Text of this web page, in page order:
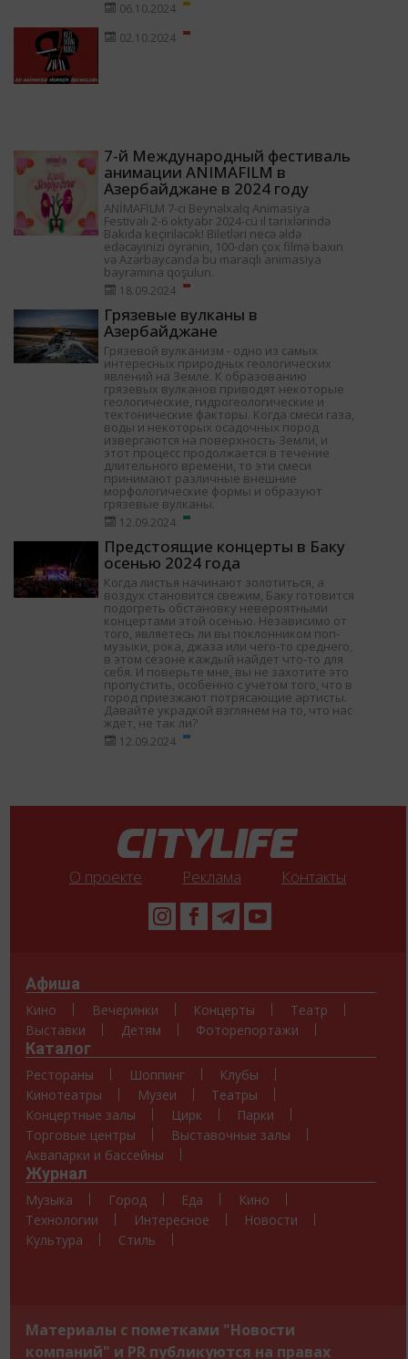
06.10.2024
02.10.2024
7-й Международный фестиваль
анимации ANIMAFILM в
Азербайджане в 2024 году
ANİMAFİLM 7-ci Beynəlxalq Animasiya
Festivalı 2-6 oktyabr 2024-cü il tarixlərində
Bakıda keçiriləcək! Biletləri necə əldə
edəcəyinizi öyrənin, 100-dən çox filmə baxın
və Azərbaycanda bu maraqlı animasiya
bayramına qoşulun.
18.09.2024
Грязевые вулканы в
Азербайджане
Грязевой вулканизм - одно из самых
интересных природных геологических
явлений на Земле. К образованию
грязевых вулканов приводят некоторые
геологические, гидрогеологические и
тектонические факторы. Когда смеси газа,
воды и некоторых осадочных пород
извергаются на поверхность Земли, и
этот процесс продолжается в течение
длительного времени, то эти смеси
принимают различные внешние
морфологические формы и образуют
грязевые вулканы.
12.09.2024
Предстоящие концерты в Баку
осенью 2024 года
Когда листья начинают золотиться, а
воздух становится свежим, Баку готовится
подогреть обстановку невероятными
концертами этой осенью. Независимо от
того, являетесь ли вы поклонником поп-
музыки, рока, джаза или чего-то среднего,
в этом сезоне каждый найдет что-то для
себя. И поверьте мне, вы не захотите это
пропустить, особенно с учетом того, что в
город приезжают потрясающие артисты.
Давайте украдкой взглянем на то, что нас
ждет, не так ли?
12.09.2024
О проекте Реклама Контакты
Афиша
Кино Вечеринки Концерты
Театр
Выставки
Детям Фоторепортажи
Каталог
Рестораны Шоппинг
Клубы
Кинотеатры
Музеи
Театры
Концертные залы
Цирк
Парки
Торговые центры
Выставочные залы
Аквапарки и бассейны
Журнал
Музыка Город Еда
Кино
Технологии
Интересное
Новости
Культура
Стиль
Материалы с пометками "Новости
компаний" и PR публикуются на правах